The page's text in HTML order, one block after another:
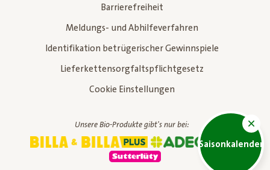
Saisonkalender
Barrierefreiheit
Meldungs- und Abhilfeverfahren
Identifikation betrügerischer Gewinnspiele
Lieferkettensorgfaltspflichtgesetz
Cookie Einstellungen
Unsere Bio-Produkte gibt's nur bei: